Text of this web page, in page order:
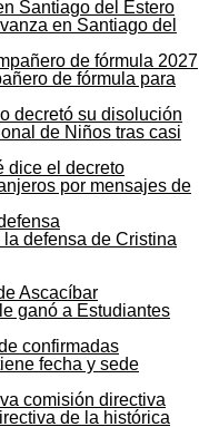
en Santiago del
de fórmula para
de Niños tras casi
por mensajes de
defensa de Cristina
ganó a Estudiantes
fecha y sede
de la histórica